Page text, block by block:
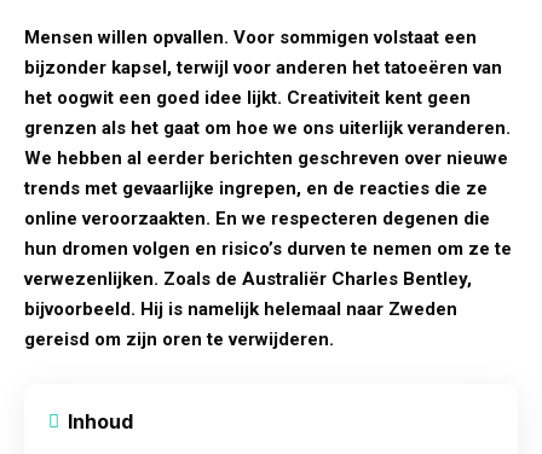
Mensen willen opvallen. Voor sommigen volstaat een
bijzonder kapsel, terwijl voor anderen het tatoeëren van
het oogwit een goed idee lijkt. Creativiteit kent geen
grenzen als het gaat om hoe we ons uiterlijk veranderen.
We hebben al eerder berichten geschreven over nieuwe
trends met gevaarlijke ingrepen, en de reacties die ze
online veroorzaakten. En we respecteren degenen die
hun dromen volgen en risico’s durven te nemen om ze te
verwezenlijken. Zoals de Australiër Charles Bentley,
bijvoorbeeld. Hij is namelijk helemaal naar Zweden
gereisd om zijn oren te verwijderen.
Inhoud